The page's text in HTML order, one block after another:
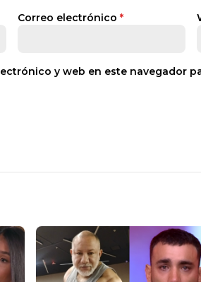
Correo electrónico *
y web en este navegador